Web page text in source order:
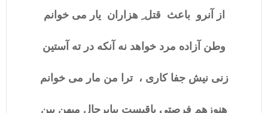
از آنرو باعث قتل ِ هزاران یار می خوانم
وطن آزاده مرد خواهد نه آنکه در ته آستین
زنی نیش جفا کاری ، ترا من مار می خوانم
هنوزهم فرصتی باقیست بیابرحال میهن بین